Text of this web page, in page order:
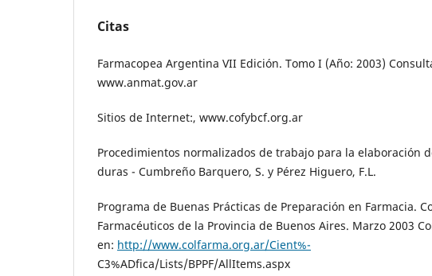
Citas
Farmacopea Argentina VII Edición. Tomo I (Año: 2003)
www.anmat.gov.ar
Sitios de Internet:, www.cofybcf.org.ar
Procedimientos normalizados de trabajo para la elaboración
duras - Cumbreño Barquero, S. y Pérez Higuero, F.L.
Programa de Buenas Prácticas de Preparación en Farmacia.
Farmacéuticos de la Provincia de Buenos Aires. Marzo 2003
en: http://www.colfarma.org.ar/Cient%-
C3%ADfica/Lists/BPPF/AllItems.aspx